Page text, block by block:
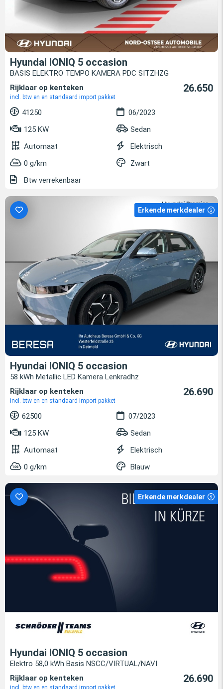
Hyundai IONIQ 5 occasion
BASIS ELEKTRO TEMPO KAMERA PDC SITZHZG
Rijklaar op kenteken
incl. btw en en standaard import pakket
26.650
41250
06/2023
125 KW
Sedan
Automaat
Elektrisch
0 g/km
Zwart
Btw verrekenbaar
Erkende merkdealer
Hyundai IONIQ 5 occasion
58 kWh Metallic LED Kamera Lenkradhz
Rijklaar op kenteken
incl. btw en en standaard import pakket
26.690
62500
07/2023
125 KW
Sedan
Automaat
Elektrisch
0 g/km
Blauw
Erkende merkdealer
Hyundai IONIQ 5 occasion
Elektro 58,0 kWh Basis NSCC/VIRTUAL/NAVI
Rijklaar op kenteken
26.690